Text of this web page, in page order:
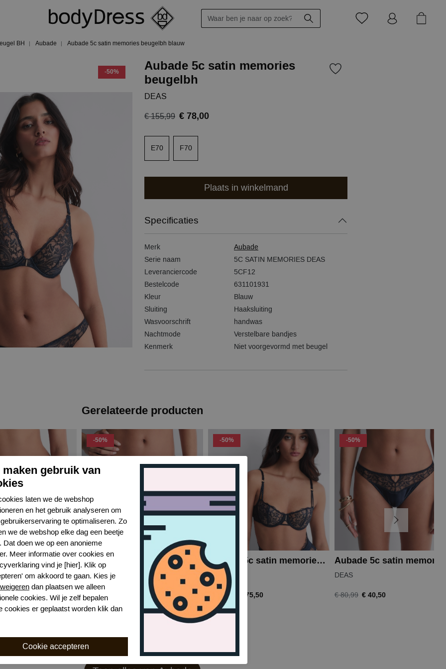
BH Aubade Aubade 5c satin memories beugelbh blauw
-50%
Aubade 5c satin memories
beugelbh
DEAS
€ 155,99 € 78,00
E70 F70
Plaats in winkelmand
Specificaties
Merk
Aubade
Serie naam
5C SATIN MEMORIES DEAS
Leveranciercode
5CF12
Bestelcode
631101931
Kleur
Blauw
Sluiting
Haaksluiting
Wasvoorschrift
handwas
Nachtmode
Verstelbare bandjes
Kenmerk
Niet voorgevormd met beugel
Gerelateerde producten
Aubade 5c satin memories shorty
-50%
Aubade 5c satin memories italiaanse slip
DEAS
€ 90,99
-50%
Aubade 5c satin memories balconnet
DEAS
€ 150,99 € 75,50
-50%
DEAS
€ 80,99 € 40,50
gebruik van
laten we de webshop
en het gebruik analyseren om
te optimaliseren. Zo
we de webshop elke dag een beetje
Dat doen we op een anonieme
Meer informatie over cookies en
vind je [hier]. Klik op
om akkoord te gaan. Kies je
weigeren dan plaatsen we alleen
cookies. Wil je zelf bepalen
cookies er geplaatst worden klik dan